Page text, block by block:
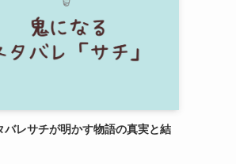
バレサチが明かす物語の真実と結